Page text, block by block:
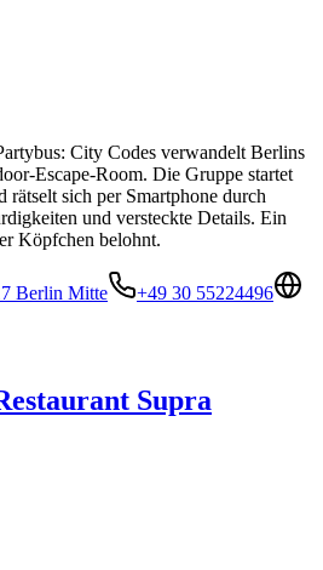
City Codes verwandelt Berlins
Escape-Room. Die Gruppe startet
rätselt sich per Smartphone durch
und versteckte Details. Ein
Köpfchen belohnt.
Berlin Mitte
+49 30 55224496
Supra